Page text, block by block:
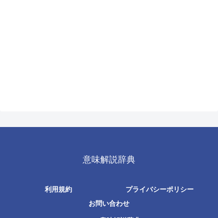
意味解説辞典
利用規約
プライバシーポリシー
お問い合わせ